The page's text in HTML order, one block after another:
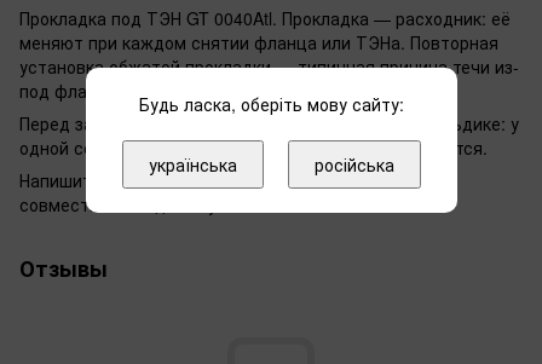
Прокладка под ТЭН GT 0040Atl. Прокладка — расходник: её
меняют при каждом снятии фланца или ТЭНа. Повторная
установка обжатой прокладки — типичная причина течи из-
под фланца через неделю после ремонта.
Перед заказом сверьте серию прибора и код на шильдике: у
одной серии разных лет посадочные места отличаются.
Напишите нам модель вашего прибора — сверим
совместимость до покупки.
Отзывы
Будь ласка, оберіть мову сайту:
українська російська